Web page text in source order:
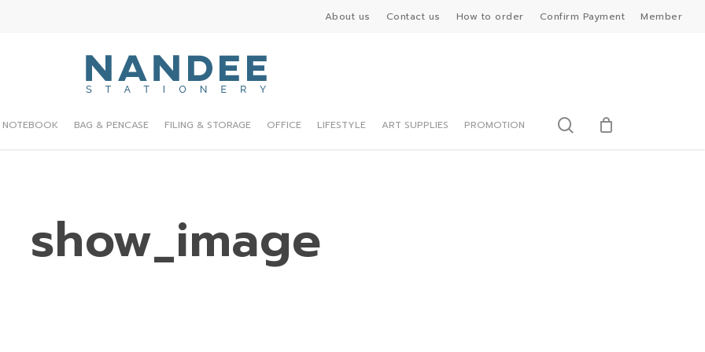
About us Contact us How to order Confirm Payment Member
NOTEBOOK BAG & PENCASE FILING & STORAGE OFFICE LIFESTYLE ART SUPPLIES PROMOTION search
show_image